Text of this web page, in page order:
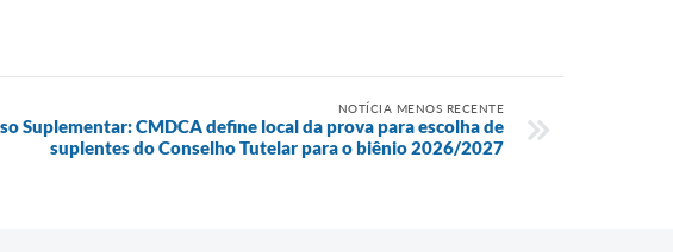
NOTÍCIA MENOS RECENTE
Suplementar: CMDCA define local da prova para escolha de
suplentes do Conselho Tutelar para o biênio 2026/2027